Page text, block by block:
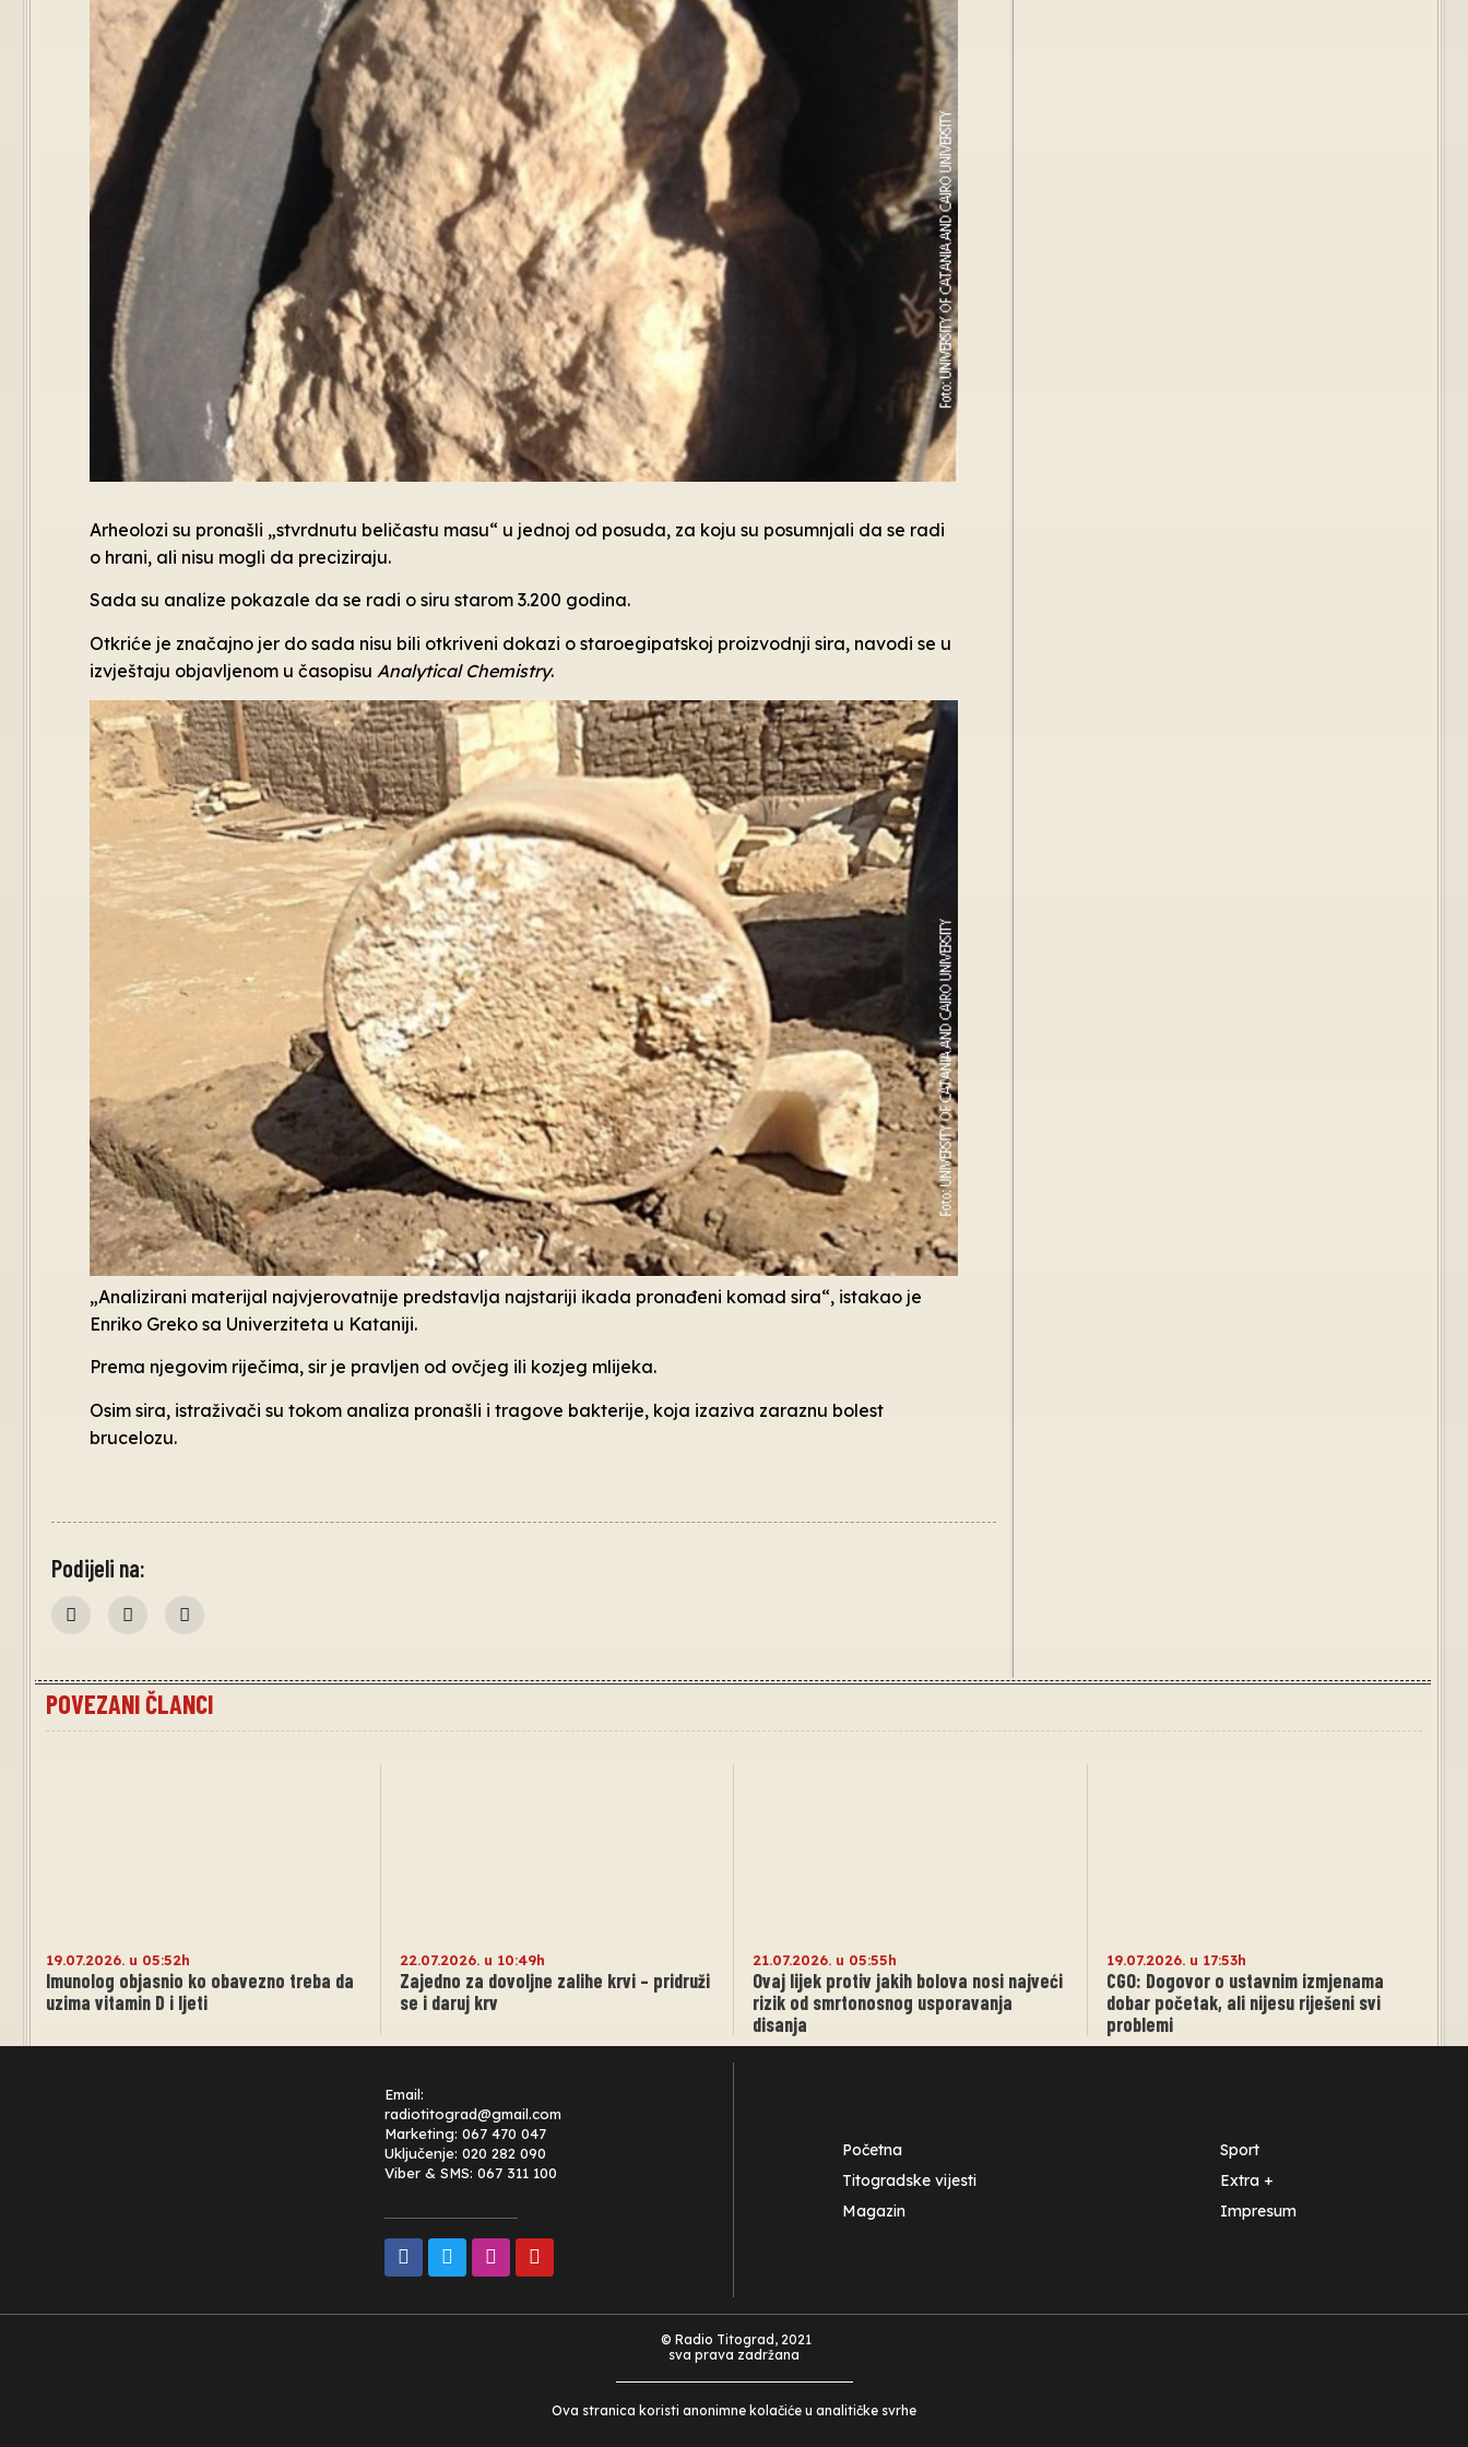
Arheolozi su pronašli „stvrdnutu beličastu masu“ u jednoj od posuda, za koju su posumnjali da se radi
o hrani, ali nisu mogli da preciziraju.
Sada su analize pokazale da se radi o siru starom 3.200 godina.
Otkriće je značajno jer do sada nisu bili otkriveni dokazi o staroegipatskoj proizvodnji sira, navodi se u
izvještaju objavljenom u časopisu Analytical Chemistry.
„Analizirani materijal najvjerovatnije predstavlja najstariji ikada pronađeni komad sira“, istakao je
Enriko Greko sa Univerziteta u Kataniji.
Prema njegovim riječima, sir je pravljen od ovčjeg ili kozjeg mlijeka.
Osim sira, istraživači su tokom analiza pronašli i tragove bakterije, koja izaziva zaraznu bolest
brucelozu.
Podijeli na:
POVEZANI ČLANCI
19.07.2026. u 05:52h
Imunolog objasnio ko obavezno treba da
uzima vitamin D i ljeti
22.07.2026. u 10:49h
Zajedno za dovoljne zalihe krvi – pridruži
se i daruj krv
21.07.2026. u 05:55h
Ovaj lijek protiv jakih bolova nosi najveći
rizik od smrtonosnog usporavanja
disanja
19.07.2026. u 17:53h
CGO: Dogovor o ustavnim izmjenama
dobar početak, ali nijesu riješeni svi
problemi
Email:
radiotitograd@gmail.com
Marketing: 067 470 047
Uključenje: 020 282 090
Viber & SMS: 067 311 100
Početna
Titogradske vijesti
Magazin
Sport
Extra +
Impresum
© Radio Titograd, 2021
sva prava zadržana
Ova stranica koristi anonimne kolačiće u analitičke svrhe